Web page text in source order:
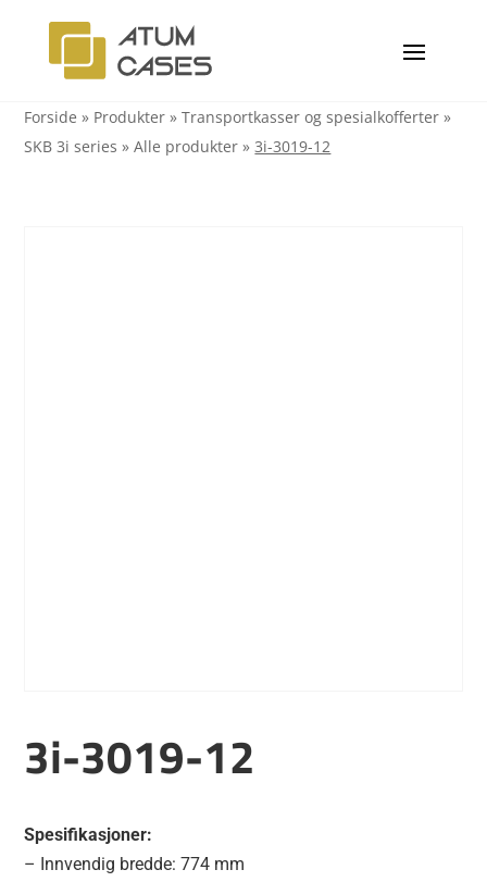
Forside » Produkter »Transportkasser og spesialkofferter »
SKB 3i series »Alle produkter »3i-3019-12
3i-3019-12
Spesifikasjoner:
– Innvendig bredde: 774 mm